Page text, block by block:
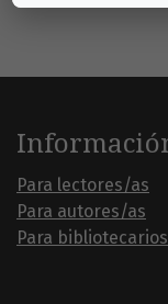
Para lectores/as
Para autores/as
Para